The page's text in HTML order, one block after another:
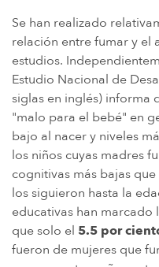
Se han realizado
relación entre fumar y el
estudios.
Estudio Nacional de
siglas en inglés) informa
"malo para el bebé" en
bajo al nacer y niveles
los niños cuyas madres
cognitivas más bajas
los siguieron hasta la
educativas han
que solo el 5.5 por
fueron de mujeres que